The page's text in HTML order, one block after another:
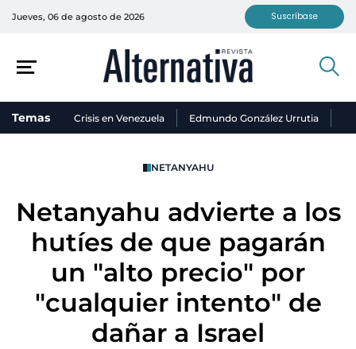
Jueves, 06 de agosto de 2026 Suscríbase
Temas Crisis en Venezuela Edmundo González Urrutia
NETANYAHU
Netanyahu advierte a los
hutíes de que pagarán
un "alto precio" por
"cualquier intento" de
dañar a Israel